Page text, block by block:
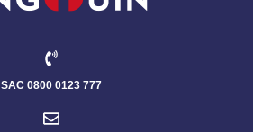
SAC 0800 0123 777